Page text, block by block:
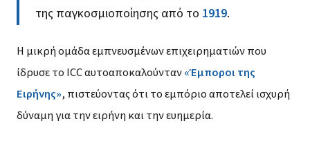
της παγκοσμιοποίησης από το 1919.
Η μικρή ομάδα εμπνευσμένων επιχειρηματιών που
ίδρυσε το ICC αυτοαποκαλούνταν«Έμποροι της
Ειρήνης», πιστεύοντας ότι το εμπόριο αποτελεί ισχυρή
δύναμη για την ειρήνη και την ευημερία.